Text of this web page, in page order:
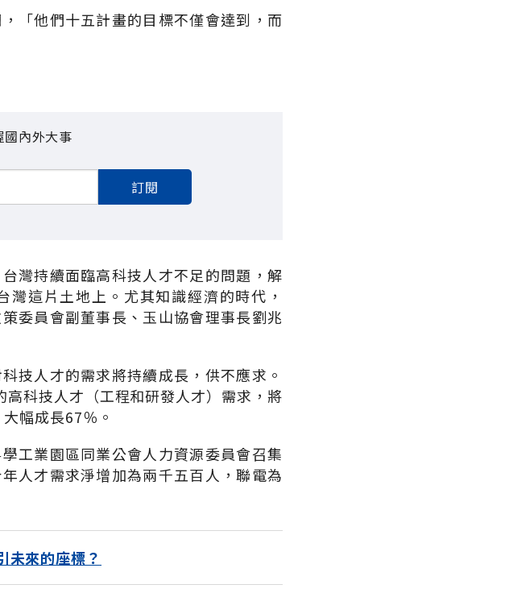
「他們十五計畫的目標不僅會達到，而
內外大事
訂閱
灣持續面臨高科技人才不足的問題，解
這片土地上。尤其知識經濟的時代，
委員會副董事長、玉山協會理事長劉兆
技人才的需求將持續成長，供不應求。
科技人才（工程和研發人才）需求，將
幅成長67％。
工業園區同業公會人力資源委員會召集
人才需求淨增加為兩千五百人，聯電為
未來的座標？